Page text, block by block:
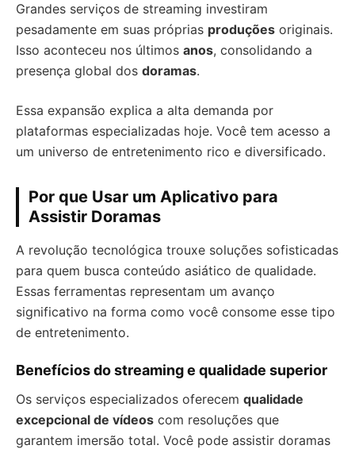
Grandes serviços de streaming investiram
pesadamente em suas próprias produções originais.
Isso aconteceu nos últimos anos, consolidando a
presença global dos doramas.
Essa expansão explica a alta demanda por
plataformas especializadas hoje. Você tem acesso a
um universo de entretenimento rico e diversificado.
Por que Usar um Aplicativo para
Assistir Doramas
A revolução tecnológica trouxe soluções sofisticadas
para quem busca conteúdo asiático de qualidade.
Essas ferramentas representam um avanço
significativo na forma como você consome esse tipo
de entretenimento.
Benefícios do streaming e qualidade superior
Os serviços especializados oferecem qualidade
excepcional de vídeos com resoluções que
garantem imersão total. Você pode assistir doramas